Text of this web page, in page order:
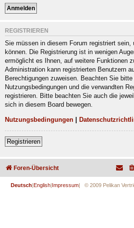
REGISTRIEREN
Sie müssen in diesem Forum registriert sein,
können. Die Registrierung ist in wenigen
ermöglicht es Ihnen, auf weitere Funktionen
Administration kann registrierten Benutzern
Berechtigungen zuweisen. Beachten Sie bitte
Nutzungsbedingungen und die verwandten
registrieren. Bitte beachten Sie auch die
sich in diesem Board bewegen.
Nutzungsbedingungen
Registrieren
Foren-Übersicht
Deutsch English Impressum | © 2009 Pelikan